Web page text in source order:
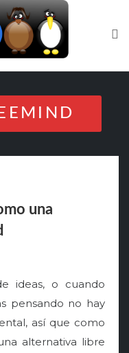
una
ideas, o cuando
pensando no hay
así que como
alternativa libre